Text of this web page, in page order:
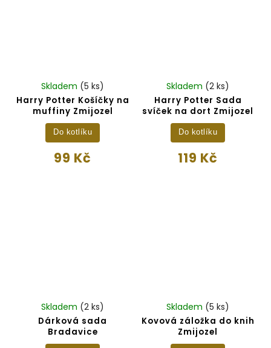
Harry Potter Košíčky na
muffiny Zmijozel
Skladem (5 ks)
99 Kč
Do kotlíku
Harry Potter Sada
svíček na dort Zmijozel
Skladem (2 ks)
119 Kč
Do kotlíku
Dárková sada
Bradavice
Skladem (2 ks)
Kovová záložka do knih
Zmijozel
Skladem (5 ks)